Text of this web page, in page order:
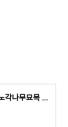
#노각나무 효능#노각나무#노각나무묘목 #노각나무건재#노각나무가루#노각나무분말#노각나무환#